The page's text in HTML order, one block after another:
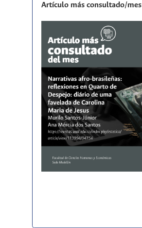
Artículo más consultado/mes